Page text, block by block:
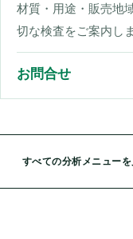
材質・用途・販売地
切な検査をご案内しま
お問合せ
すべての分析メニューを